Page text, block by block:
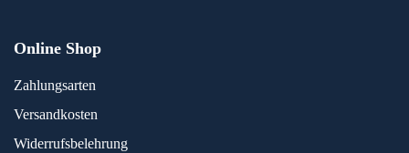
Online Shop
Zahlungsarten
Versandkosten
Widerrufsbelehrung